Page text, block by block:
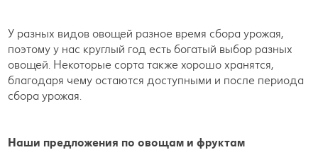
У разных видов овощей разное время сбора урожая,
поэтому у нас круглый год есть богатый выбор разных
овощей. Некоторые сорта также хорошо хранятся,
благодаря чему остаются доступными и после периода
сбора урожая.
Наши предложения по овощам и фруктам